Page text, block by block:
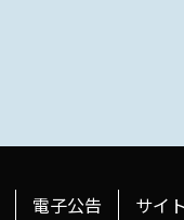
電子公告 サイ